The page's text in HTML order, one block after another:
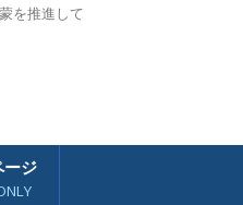
を推進して
ージ